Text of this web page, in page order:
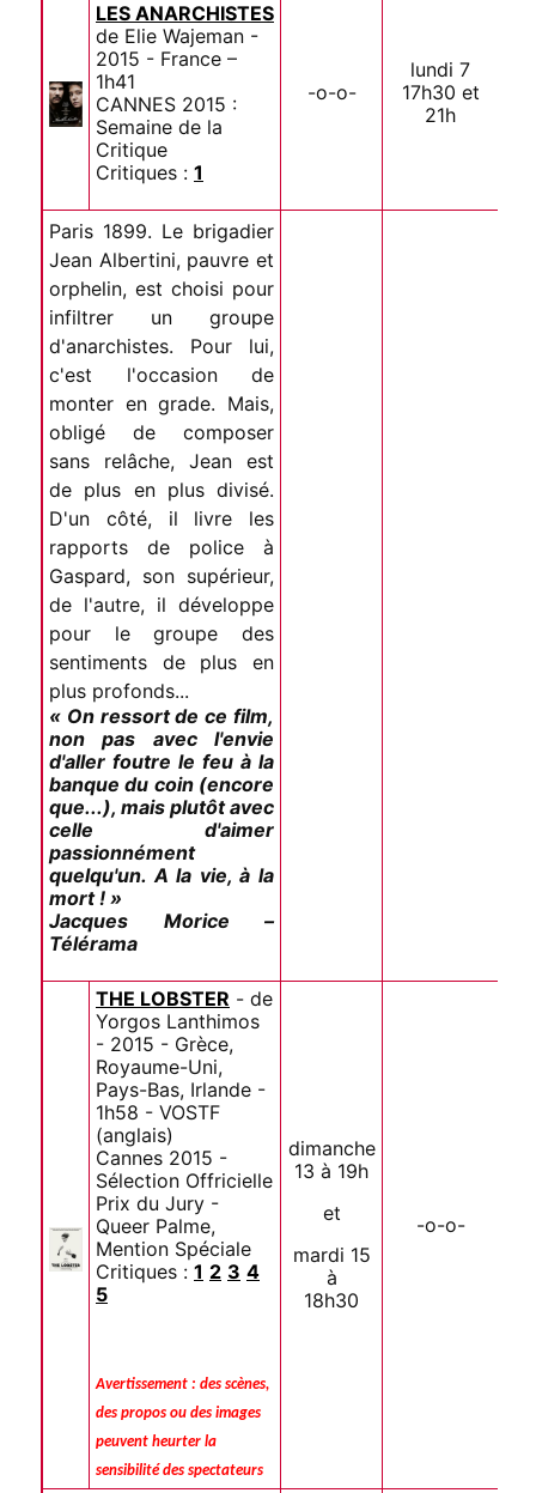
LES ANARCHISTES
de Elie Wajeman -
2015 - France –
1h41
CANNES 2015 :
Semaine de la
Critique
Critiques : 1
-o-o-
lundi 7
17h30 et
21h
Paris 1899. Le brigadier
Jean Albertini, pauvre et
orphelin, est choisi pour
infiltrer un groupe
d'anarchistes. Pour lui,
c'est l'occasion de
monter en grade. Mais,
obligé de composer
sans relâche, Jean est
de plus en plus divisé.
D'un côté, il livre les
rapports de police à
Gaspard, son supérieur,
de l'autre, il développe
pour le groupe des
sentiments de plus en
plus profonds...
« On ressort de ce film,
non pas avec l'envie
d'aller foutre le feu à la
banque du coin (encore
que...), mais plutôt avec
celle d'aimer
passionnément
quelqu'un. A la vie, à la
mort ! »
Jacques Morice –
Télérama
THE LOBSTER - de
Yorgos Lanthimos
- 2015 - Grèce,
Royaume-Uni,
Pays-Bas, Irlande -
1h58 - VOSTF
(anglais)
Cannes 2015 -
Sélection Offricielle
Prix du Jury -
Queer Palme,
Mention Spéciale
Critiques : 1 2 3 4
5
Avertissement : des scènes,
des propos ou des images
peuvent heurter la
sensibilité des spectateurs
dimanche
13 à 19h
et
mardi 15
à
18h30
-o-o-